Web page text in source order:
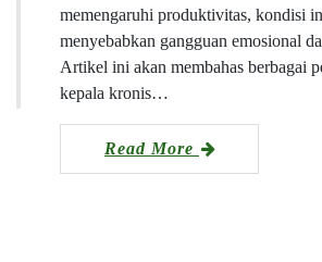
memengaruhi produktivitas, kondisi
menyebabkan gangguan emosional
Artikel ini akan membahas berbagai
kepala kronis…
Read More